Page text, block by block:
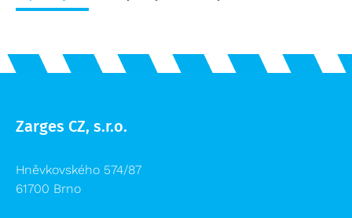
Logistika pro zdravotnictví
Modulární organizační vozík MPO
Zarges CZ, s.r.o.
Hněvkovského 574/87
61700 Brno